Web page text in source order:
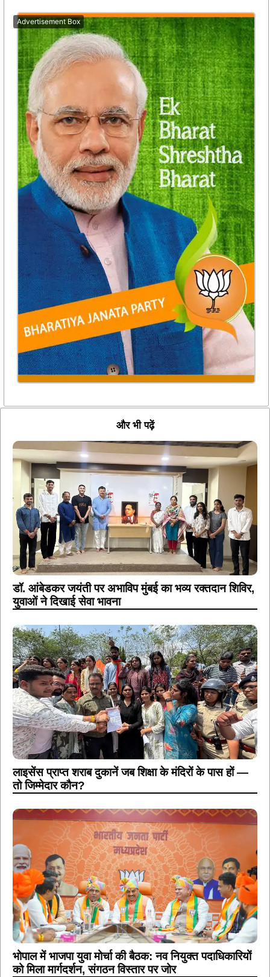
Advertisement Box
और भी पढ़ें
डॉ. आंबेडकर जयंती पर अभाविप मुंबई का भव्य रक्तदान शिविर,
युवाओं ने दिखाई सेवा भावना
लाइसेंस प्राप्त शराब दुकानें जब शिक्षा के मंदिरों के पास हों —
तो जिम्मेदार कौन?
भोपाल में भाजपा युवा मोर्चा की बैठक: नव नियुक्त पदाधिकारियों
को मिला मार्गदर्शन, संगठन विस्तार पर जोर